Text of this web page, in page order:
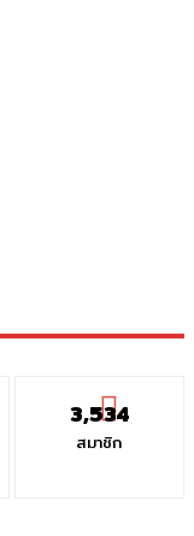
3,534
สมาชิก